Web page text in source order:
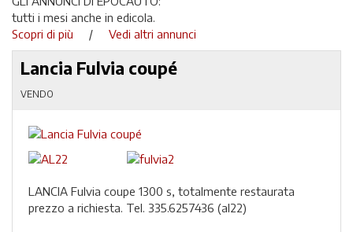
tutti i mesi anche in edicola.
Scopri di più
/ Vedi altri annunci
Lancia Fulvia coupé
VENDO
LANCIA Fulvia coupe 1300 s, totalmente restaurata
prezzo a richiesta. Tel. 335.6257436 (al22)